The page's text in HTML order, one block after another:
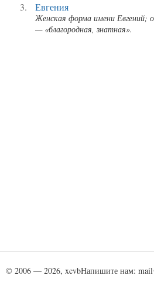
Евгения
Женская форма имени Евгений;
— «благородная, знатная».
© 2006 — 2026, xcvbНапишите нам: